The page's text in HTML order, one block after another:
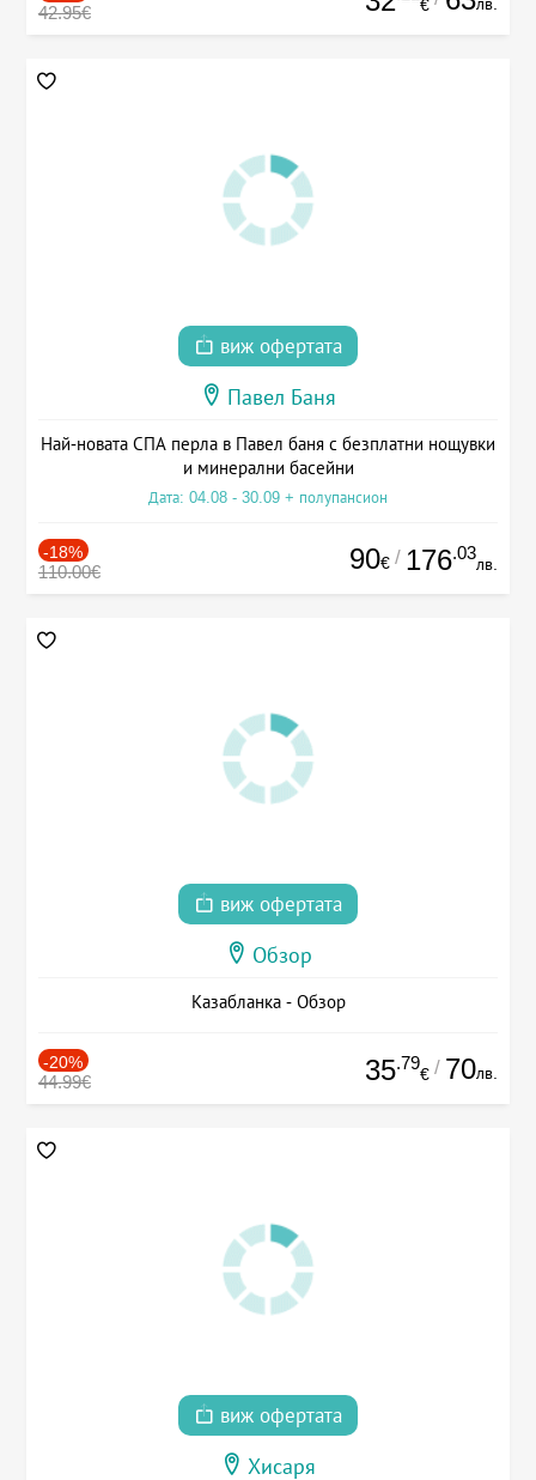
42.95€ €
виж офертата
Павел Баня
Най-новата СПА перла в Павел баня с безплатни нощувки
и минерални басейни
Дата: 04.08 - 30.09 + полупансион
-18%
110.00€ 90€ / 176.03
лв.
виж офертата
Обзор
Казабланка - Обзор
-20%
44.99€ 35.79
€ / 70лв.
виж офертата
Хисаря